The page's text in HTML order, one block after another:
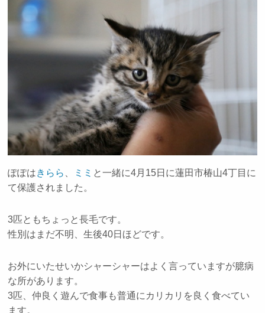
ぽぽはきらら ミミ と一緒に4月15日に蓮田市椿山4丁目に
て保護されました。
3匹ともちょっと長毛です。
性別はまだ不明、生後40日ほどです。
お外にいたせいかシャーシャーはよく言っていますが臆病
な所があります。
3匹、仲良く遊んで食事も普通にカリカリを良く食べてい
ます。